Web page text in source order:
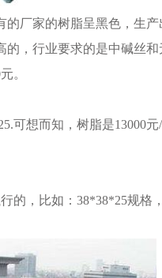
的厂家的树脂呈黑色，生
，行业要求的是中碱丝
。
可想而知，树脂是13000
的，比如：38*38*25规格